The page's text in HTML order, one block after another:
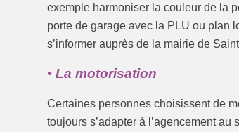
exemple harmoniser la couleur de la
porte de garage avec la PLU ou plan
s’informer auprès de la mairie de
• La motorisation
Certaines personnes choisissent de
toujours s’adapter à l’agencement